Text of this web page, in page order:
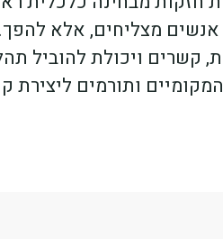
מצליחים, אלא להפך.
קשרים ויכולת להוביל
ותורמים ליצירת